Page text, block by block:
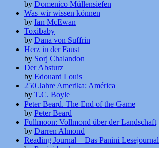
by Domenico Müllensiefen
Was wir wissen können
by Ian McEwan
Toxibaby
by Dana von Suffrin
Herz in der Faust
by Sorj Chalandon
Der Absturz
by Edouard Louis
250 Jahre Amerika: América
by T.C. Boyle
Peter Beard. The End of the Game
by Peter Beard
Fullmoon: Vollmond über der Landschaft
by Darren Almond
Reading Journal – Das Panini Lesejournal